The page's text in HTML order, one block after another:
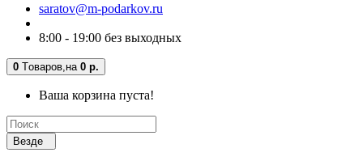
saratov@m-podarkov.ru
8:00 - 19:00 без выходных
0 Tоваров, на 0 р.
Ваша корзина пуста!
Везде